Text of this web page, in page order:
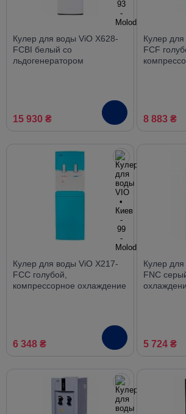
Кулер для воды ViO X628-
FCBI белый со
льдогенератором
15 930 ₴
Кулер
FCF
8 883 ₴
Кулер для воды ViO X217-
FCC голубой,
компрессорное охлаждение
6 348 ₴
Кулер
FNC
5 724 ₴